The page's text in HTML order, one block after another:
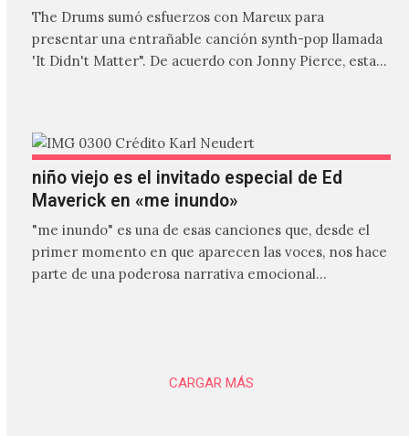
The Drums sumó esfuerzos con Mareux para
presentar una entrañable canción synth-pop llamada
'It Didn't Matter". De acuerdo con Jonny Pierce, esta
niño viejo es el invitado especial de Ed
Maverick en «me inundo»
"me inundo" es una de esas canciones que, desde el
primer momento en que aparecen las voces, nos hace
parte de una poderosa narrativa emocional…
CARGAR MÁS